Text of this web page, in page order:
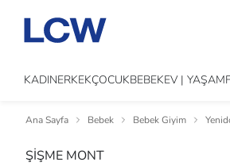
KADINERKEKÇOCUKBEBEKEV | YAŞAM
Ana Sayfa Bebek Bebek Giyim
ŞİŞME MONT